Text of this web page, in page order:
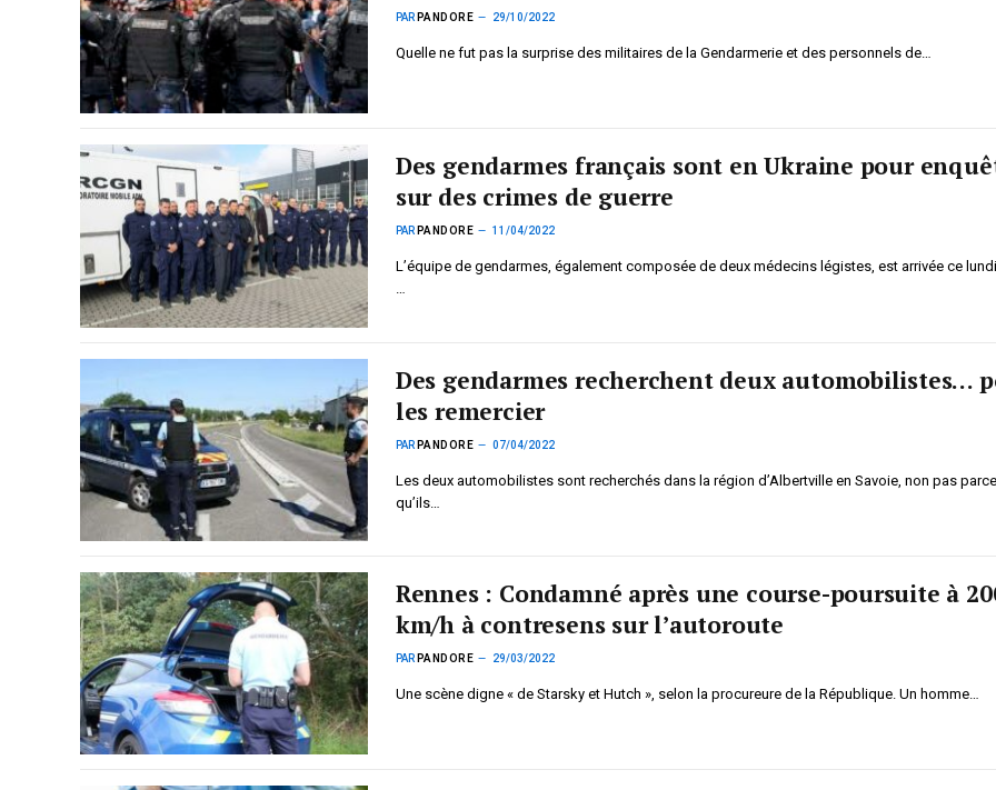
PAR PANDORE 29/10/2022
Quelle ne fut pas la surprise des militaires de la Gendarmerie et des personnels de…
Des gendarmes français sont en Ukraine pour
sur des crimes de guerre
PAR PANDORE 11/04/2022
L’équipe de gendarmes, également composée de deux médecins légistes, est arrivée ce lundi
…
Des gendarmes recherchent deux automobilistes…
les remercier
PAR PANDORE 07/04/2022
Les deux automobilistes sont recherchés dans la région d’Albertville en Savoie, non pas parce
qu’ils…
Rennes : Condamné après une course-poursuite à
km/h à contresens sur l’autoroute
PAR PANDORE 29/03/2022
Une scène digne « de Starsky et Hutch », selon la procureure de la République. Un homme…